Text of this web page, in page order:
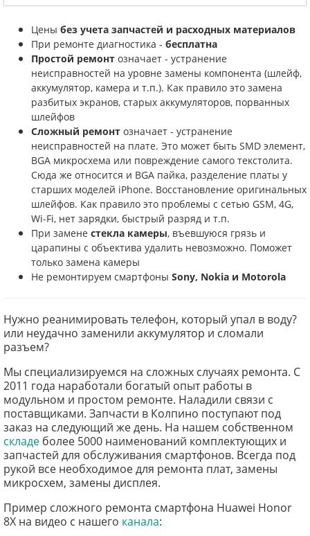
Цены без учета запчастей и расходных материалов
При ремонте диагностика - бесплатна
Простой ремонт означает - устранение
неисправностей на уровне замены компонента (шлейф,
аккумулятор, камера и т.п.). Как правило это замена
разбитых экранов, старых аккумуляторов, порванных
шлейфов
Сложный ремонт означает - устранение
неисправностей на плате. Это может быть SMD элемент,
BGA микросхема или повреждение самого текстолита.
Сюда же относится и BGA пайка, разделение платы у
старших моделей iPhone. Восстановление оригинальных
шлейфов. Как правило это проблемы с сетью GSM, 4G,
Wi-Fi, нет зарядки, быстрый разряд и т.п.
При замене стекла камеры, въевшуюся грязь и
царапины с объектива удалить невозможно. Поможет
только замена камеры
Не ремонтируем смартфоны Sony, Nokia и Motorola
Нужно реанимировать телефон, который упал в воду?
или неудачно заменили аккумулятор и сломали
разъем?
Мы специализируемся на сложных случаях ремонта. С
2011 года наработали богатый опыт работы в
модульном и простом ремонте. Наладили связи с
поставщиками. Запчасти в Колпино поступают под
заказ на следующий же день. На нашем собственном
складе более 5000 наименований комплектующих и
запчастей для обслуживания смартфонов. Всегда под
рукой все необходимое для ремонта плат, замены
микросхем, замены дисплея.
Пример сложного ремонта смартфона Huawei Honor
8X на видео с нашего канала: